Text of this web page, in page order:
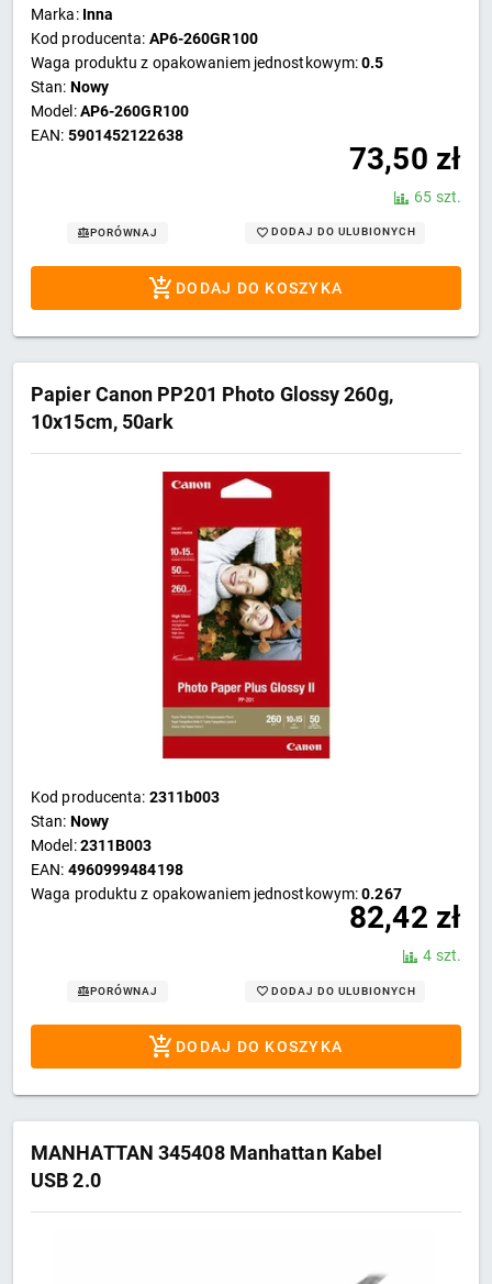
Marka: Inna
Kod producenta: AP6-260GR100
Waga produktu z opakowaniem jednostkowym:0.5
Stan: Nowy
Model:AP6-260GR100
EAN: 5901452122638
73,50 zł
65 szt.
PORÓWNAJ DODAJ DO ULUBIONYCH
DODAJ DO KOSZYKA
Papier Canon PP201 Photo Glossy 260g,
10x15cm, 50ark
Kod producenta: 2311b003
Stan: Nowy
Model:2311B003
EAN: 4960999484198
Waga produktu z opakowaniem jednostkowym:0.267
82,42 zł
4 szt.
PORÓWNAJ DODAJ DO ULUBIONYCH
DODAJ DO KOSZYKA
MANHATTAN 345408 Manhattan Kabel
USB 2.0